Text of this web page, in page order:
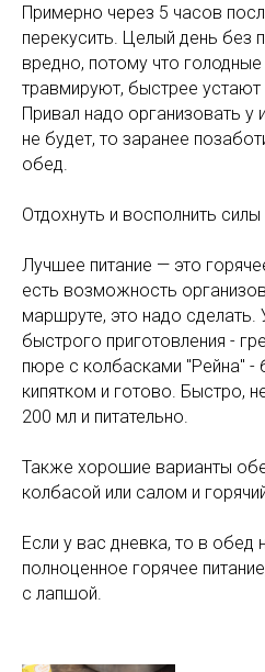
Примерно через 5 часов
перекусить. Целый день без
вредно, потому что
травмируют, быстрее устают
Привал надо организовать у
не будет, то заранее
обед.
Отдохнуть и восполнить
Лучшее питание — это
есть возможность
маршруте, это надо
быстрого приготовления -
пюре с колбасками "Рейна" -
кипятком и готово. Быстро,
200 мл и питательно.
Также хорошие варианты
колбасой или салом и
Если у вас дневка, то в обед
полноценное горячее
с лапшой.